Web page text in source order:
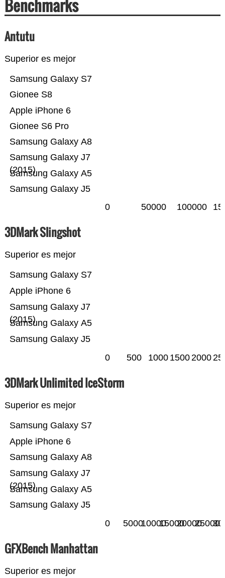
Benchmarks
Antutu
Superior es mejor
Samsung Galaxy J5
Samsung Galaxy A5
Samsung Galaxy J7
(2015)
Samsung Galaxy A8
Gionee S6 Pro
Apple iPhone 6
Gionee S8
Samsung Galaxy S7
0 50000 100000
3DMark Slingshot
Superior es mejor
Samsung Galaxy J5
Samsung Galaxy A5
Samsung Galaxy J7
(2015)
Apple iPhone 6
Samsung Galaxy S7
0 500 1000 15002000
3DMark Unlimited IceStorm
Superior es mejor
Samsung Galaxy J5
Samsung Galaxy A5
Samsung Galaxy J7
(2015)
Samsung Galaxy A8
Apple iPhone 6
Samsung Galaxy S7
0 500010000150002000025000
GFXBench Manhattan
Superior es mejor